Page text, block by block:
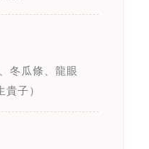
冬瓜條、龍眼
子）